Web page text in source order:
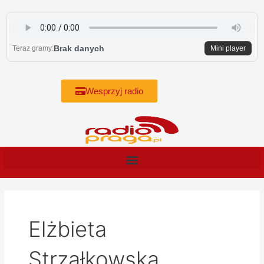
content
Teraz gramy:Brak danych Mini player
Wesprzyj radio
Elżbieta